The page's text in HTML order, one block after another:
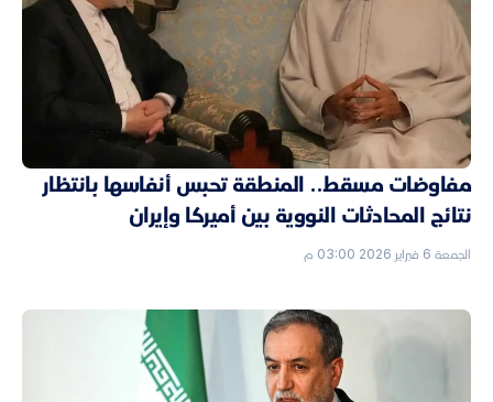
مفاوضات مسقط.. المنطقة تحبس أنفاسها بانتظار
نتائج المحادثات النووية بين أميركا وإيران
الجمعة 6 فبراير 2026 03:00 م